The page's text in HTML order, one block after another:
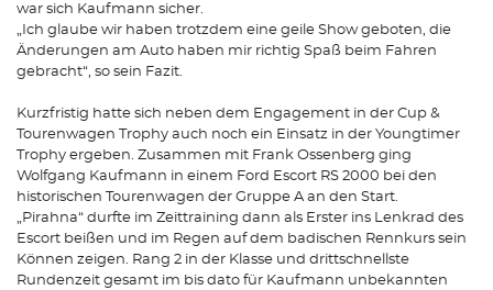
war sich Kaufmann sicher.
„Ich glaube wir haben trotzdem eine geile Show geboten, die
Änderungen am Auto haben mir richtig Spaß beim Fahren
gebracht“, so sein Fazit.
Kurzfristig hatte sich neben dem Engagement in der Cup &
Tourenwagen Trophy auch noch ein Einsatz in der Youngtimer
Trophy ergeben. Zusammen mit Frank Ossenberg ging
Wolfgang Kaufmann in einem Ford Escort RS 2000 bei den
historischen Tourenwagen der Gruppe A an den Start.
„Pirahna“ durfte im Zeittraining dann als Erster ins Lenkrad des
Escort beißen und im Regen auf dem badischen Rennkurs sein
Können zeigen. Rang 2 in der Klasse und drittschnellste
Rundenzeit gesamt im bis dato für Kaufmann unbekannten